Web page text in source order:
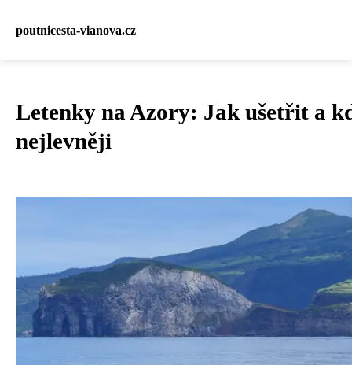
poutnicesta-vianova.cz
Letenky na Azory: Jak ušetřit a
nejlevněji